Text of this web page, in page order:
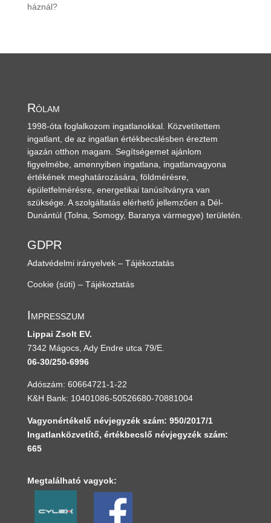
háznál?
Rólam
1998-óta foglalkozom ingatlanokkal. Közvetítettem
ingatlant, de az ingatlan értékbecslésben éreztem
igazán otthon magam. Segítségemet ajánlom
figyelmébe, amennyiben ingatlana, ingatlanvagyona
értékének meghatározására, földmérésre,
épületfelmérésre, energetikai tanúsítványra van
szüksége. A szolgáltatás elérhető jellemzően a Dél-
Dunántúl (Tolna, Somogy, Baranya vármegye) területén.
GDPR
Adatvédelmi irányelvek – Tájékoztatás
Cookie (süti) – Tájékoztatás
Impresszum
Lippai Zsolt EV.
7342 Mágocs, Ady Endre utca 79/E.
06-30/250-6996
Adószám: 60664721-1-22
K&H Bank: 10401086-50526680-70881004
Vagyonértékelő névjegyzék szám: 950/2017/1
Ingatlanközvetítő, értékbecslő névjegyzék szám:
665
Megtalálható vagyok: